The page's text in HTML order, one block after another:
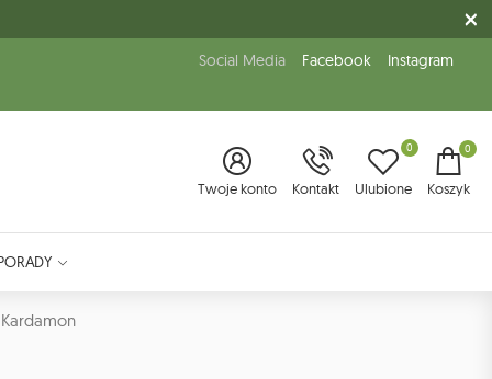
Social Media Facebook Instagram
Twoje konto Kontakt Ulubione
0 0
Koszyk
Kardamon